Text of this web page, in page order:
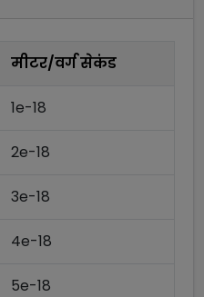
मीटर/वर्ग सेकंड
1e-18
2e-18
3e-18
4e-18
5e-18